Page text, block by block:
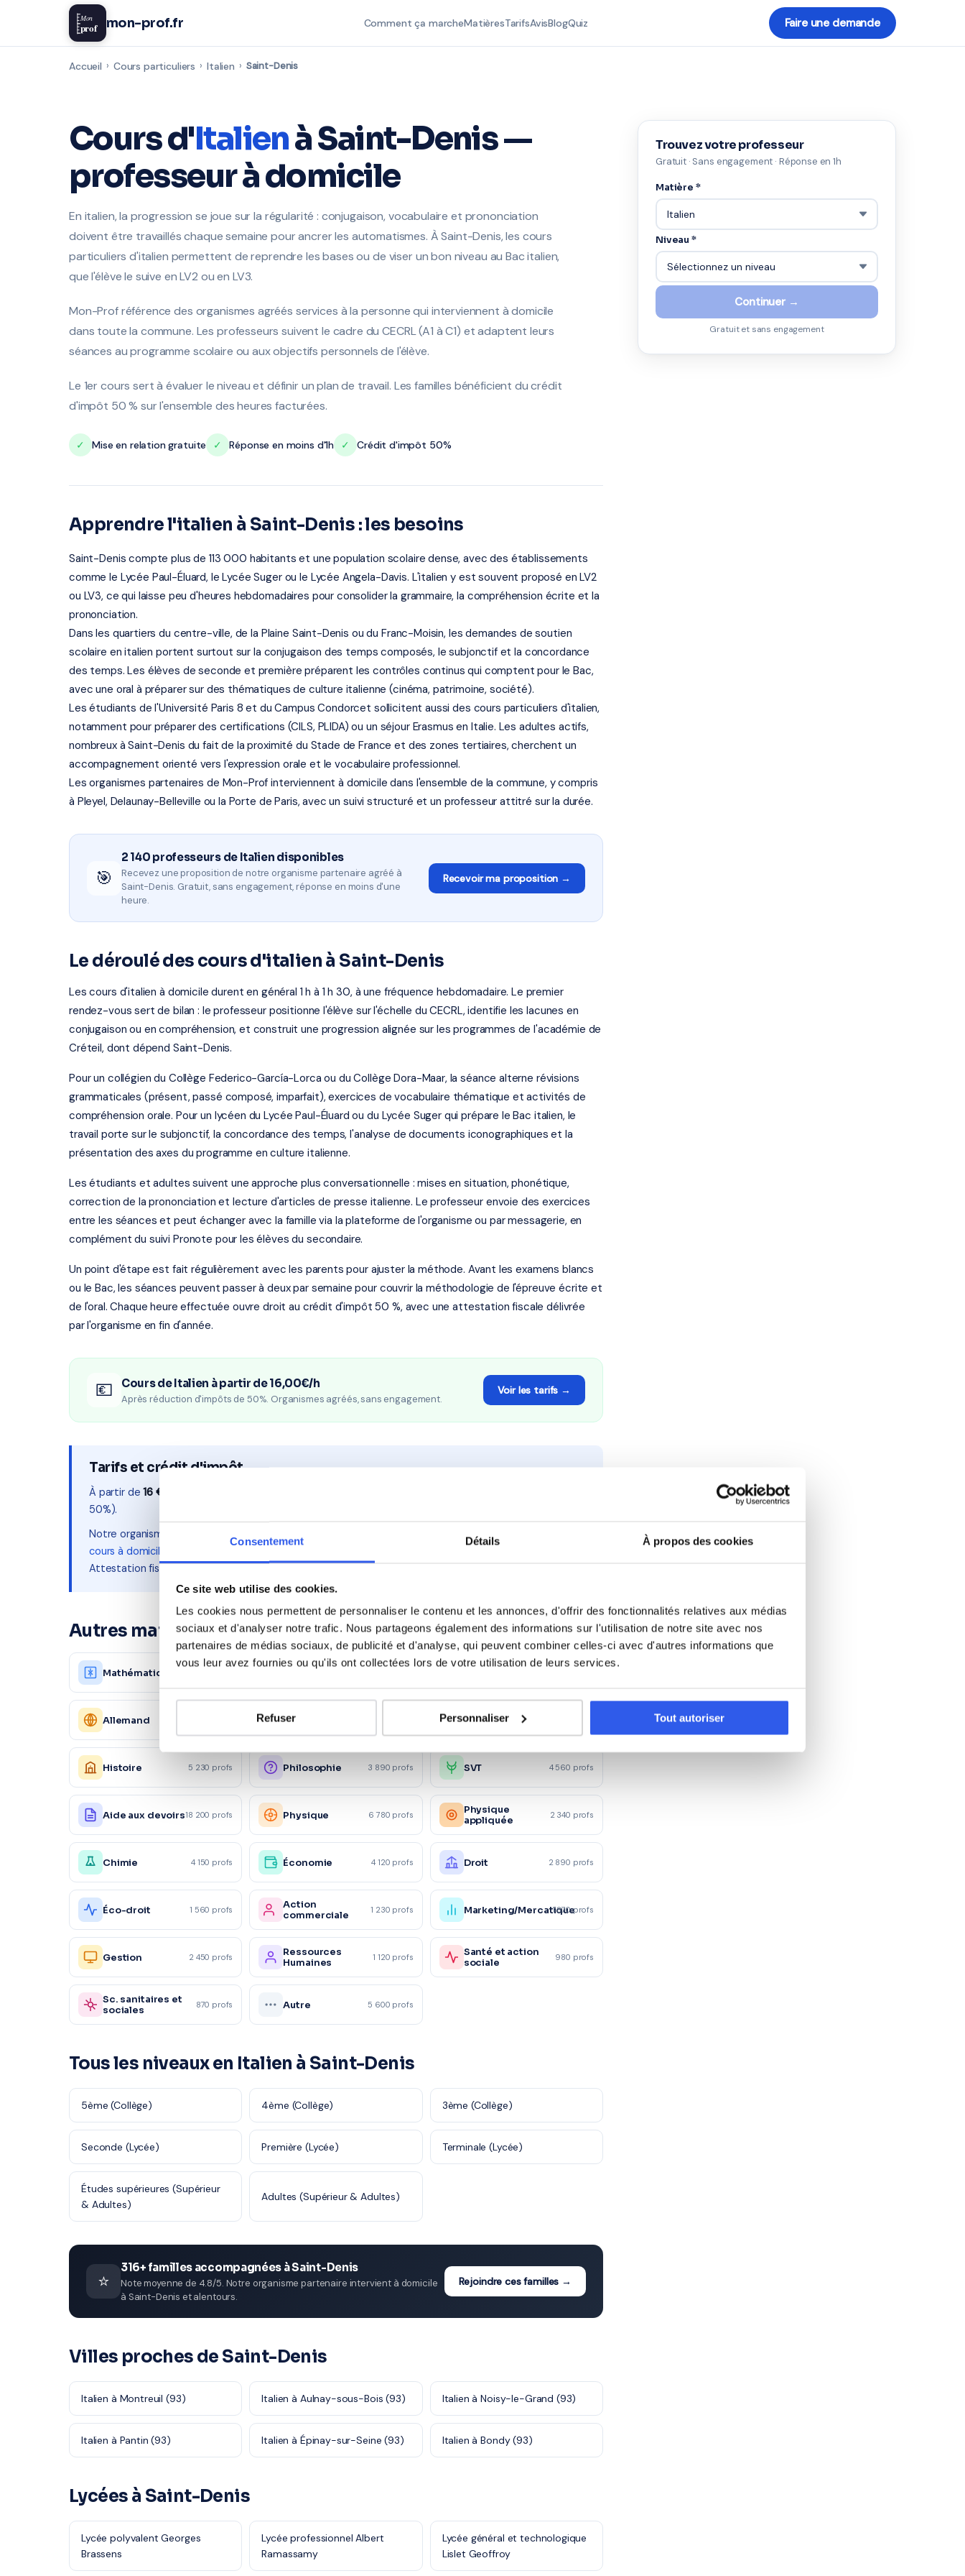
Consentement Détails À propos des cookies
Ce site web utilise des cookies.
Les cookies nous permettent de personnaliser le contenu et les annonces, d'offrir des fonctionnalités relatives aux médias
sociaux et d'analyser notre trafic. Nous partageons également des informations sur l'utilisation de notre site avec nos
partenaires de médias sociaux, de publicité et d'analyse, qui peuvent combiner celles-ci avec d'autres informations que
vous leur avez fournies ou qu'ils ont collectées lors de votre utilisation de leurs services.
Refuser Personnaliser Tout autoriser
Mon
prof mon-prof.fr Comment ça marcheMatièresTarifsAvisBlogQuiz Faire une demande
Accueil › Cours particuliers › Italien › Saint-Denis
Cours d'Italienà Saint-Denis —
professeur à domicile
En italien, la progression se joue sur la régularité : conjugaison, vocabulaire et prononciation
doivent être travaillés chaque semaine pour ancrer les automatismes. À Saint-Denis, les cours
particuliers d'italien permettent de reprendre les bases ou de viser un bon niveau au Bac italien,
que l'élève le suive en LV2 ou en LV3.
Mon-Prof référence des organismes agréés services à la personne qui interviennent à domicile
dans toute la commune. Les professeurs suivent le cadre du CECRL (A1 à C1) et adaptent leurs
séances au programme scolaire ou aux objectifs personnels de l'élève.
Le 1er cours sert à évaluer le niveau et définir un plan de travail. Les familles bénéficient du crédit
d'impôt 50 % sur l'ensemble des heures facturées.
✓ Mise en relation gratuite ✓ Réponse en moins d'1h ✓ Crédit d'impôt 50%
Apprendre l'italien à Saint-Denis : les besoins
Saint-Denis compte plus de 113 000 habitants et une population scolaire dense, avec des établissements
comme le Lycée Paul-Éluard, le Lycée Suger ou le Lycée Angela-Davis. L'italien y est souvent proposé en LV2
ou LV3, ce qui laisse peu d'heures hebdomadaires pour consolider la grammaire, la compréhension écrite et la
prononciation.
Dans les quartiers du centre-ville, de la Plaine Saint-Denis ou du Franc-Moisin, les demandes de soutien
scolaire en italien portent surtout sur la conjugaison des temps composés, le subjonctif et la concordance
des temps. Les élèves de seconde et première préparent les contrôles continus qui comptent pour le Bac,
avec une oral à préparer sur des thématiques de culture italienne (cinéma, patrimoine, société).
Les étudiants de l'Université Paris 8 et du Campus Condorcet sollicitent aussi des cours particuliers d'italien,
notamment pour préparer des certifications (CILS, PLIDA) ou un séjour Erasmus en Italie. Les adultes actifs,
nombreux à Saint-Denis du fait de la proximité du Stade de France et des zones tertiaires, cherchent un
accompagnement orienté vers l'expression orale et le vocabulaire professionnel.
Les organismes partenaires de Mon-Prof interviennent à domicile dans l'ensemble de la commune, y compris
à Pleyel, Delaunay-Belleville ou la Porte de Paris, avec un suivi structuré et un professeur attitré sur la durée.
🎯
2 140 professeurs de Italien disponibles
Recevez une proposition de notre organisme partenaire agréé à
Saint-Denis. Gratuit, sans engagement, réponse en moins d'une
heure.
Recevoir ma proposition →
Le déroulé des cours d'italien à Saint-Denis
Les cours d'italien à domicile durent en général 1 h à 1 h 30, à une fréquence hebdomadaire. Le premier
rendez-vous sert de bilan : le professeur positionne l'élève sur l'échelle du CECRL, identifie les lacunes en
conjugaison ou en compréhension, et construit une progression alignée sur les programmes de l'académie de
Créteil, dont dépend Saint-Denis.
Pour un collégien du Collège Federico-García-Lorca ou du Collège Dora-Maar, la séance alterne révisions
grammaticales (présent, passé composé, imparfait), exercices de vocabulaire thématique et activités de
compréhension orale. Pour un lycéen du Lycée Paul-Éluard ou du Lycée Suger qui prépare le Bac italien, le
travail porte sur le subjonctif, la concordance des temps, l'analyse de documents iconographiques et la
présentation des axes du programme en culture italienne.
Les étudiants et adultes suivent une approche plus conversationnelle : mises en situation, phonétique,
correction de la prononciation et lecture d'articles de presse italienne. Le professeur envoie des exercices
entre les séances et peut échanger avec la famille via la plateforme de l'organisme ou par messagerie, en
complément du suivi Pronote pour les élèves du secondaire.
Un point d'étape est fait régulièrement avec les parents pour ajuster la méthode. Avant les examens blancs
ou le Bac, les séances peuvent passer à deux par semaine pour couvrir la méthodologie de l'épreuve écrite et
de l'oral. Chaque heure effectuée ouvre droit au crédit d'impôt 50 %, avec une attestation fiscale délivrée
par l'organisme en fin d'année.
💶 Cours de Italien à partir de 16,00€/h
Après réduction d'impôts de 50%. Organismes agréés, sans engagement.
Voir les tarifs →
Tarifs et crédit d'impôt
À partir de16 €/h net
50%).
Notre organisme partenaire est
agréés services à la personne et référencés sur notre
cours à domicile certifiés SAP
Attestation fiscale délivrée en fin d'année.
Autres matières à Saint-Denis
Mathématiques Français
Allemand Espagnol Géographie
Histoire 5 230 profs Philosophie 3 890 profs SVT 4 560 profs
Aide aux devoirs18 200 profs Physique 6 780 profs
Physique
appliquée
2 340 profs
Chimie 4 150 profs Économie 4 120 profs Droit 2 890 profs
Éco-droit 1 560 profs
Action
commerciale
1 230 profs Marketing/Mercatique
1 870 profs
Gestion 2 450 profs
Ressources
Humaines
1 120 profs
Santé et action
sociale
980 profs
Sc. sanitaires et
sociales
870 profs Autre 5 600 profs
Tous les niveaux en Italien à Saint-Denis
5ème (Collège) 4ème (Collège) 3ème (Collège)
Seconde (Lycée) Première (Lycée) Terminale (Lycée)
Études supérieures (Supérieur
& Adultes)
Adultes (Supérieur & Adultes)
⭐
316+ familles accompagnées à Saint-Denis
Note moyenne de 4.8/5. Notre organisme partenaire intervient à domicile
à Saint-Denis et alentours.
Rejoindre ces familles →
Villes proches de Saint-Denis
Italien à Montreuil (93) Italien à Aulnay-sous-Bois (93) Italien à Noisy-le-Grand (93)
Italien à Pantin (93) Italien à Épinay-sur-Seine (93) Italien à Bondy (93)
Lycées à Saint-Denis
Lycée polyvalent Georges
Brassens
Lycée professionnel Albert
Ramassamy
Lycée général et technologique
Lislet Geoffroy
Trouvez votre professeur
Gratuit · Sans engagement · Réponse en 1h
Matière *
Niveau *
Continuer →
Gratuit et sans engagement